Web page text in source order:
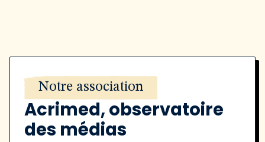
Notre association
Acrimed, observatoire
des médias